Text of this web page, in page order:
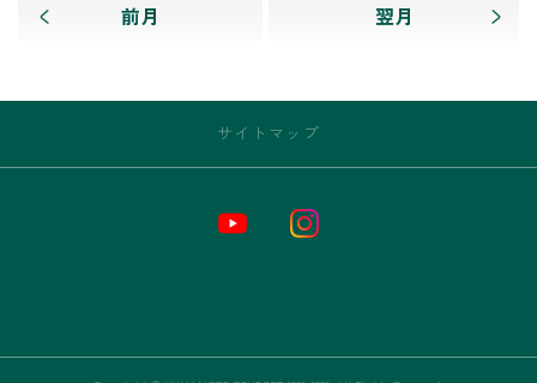
前月 翌月
サイトマップ